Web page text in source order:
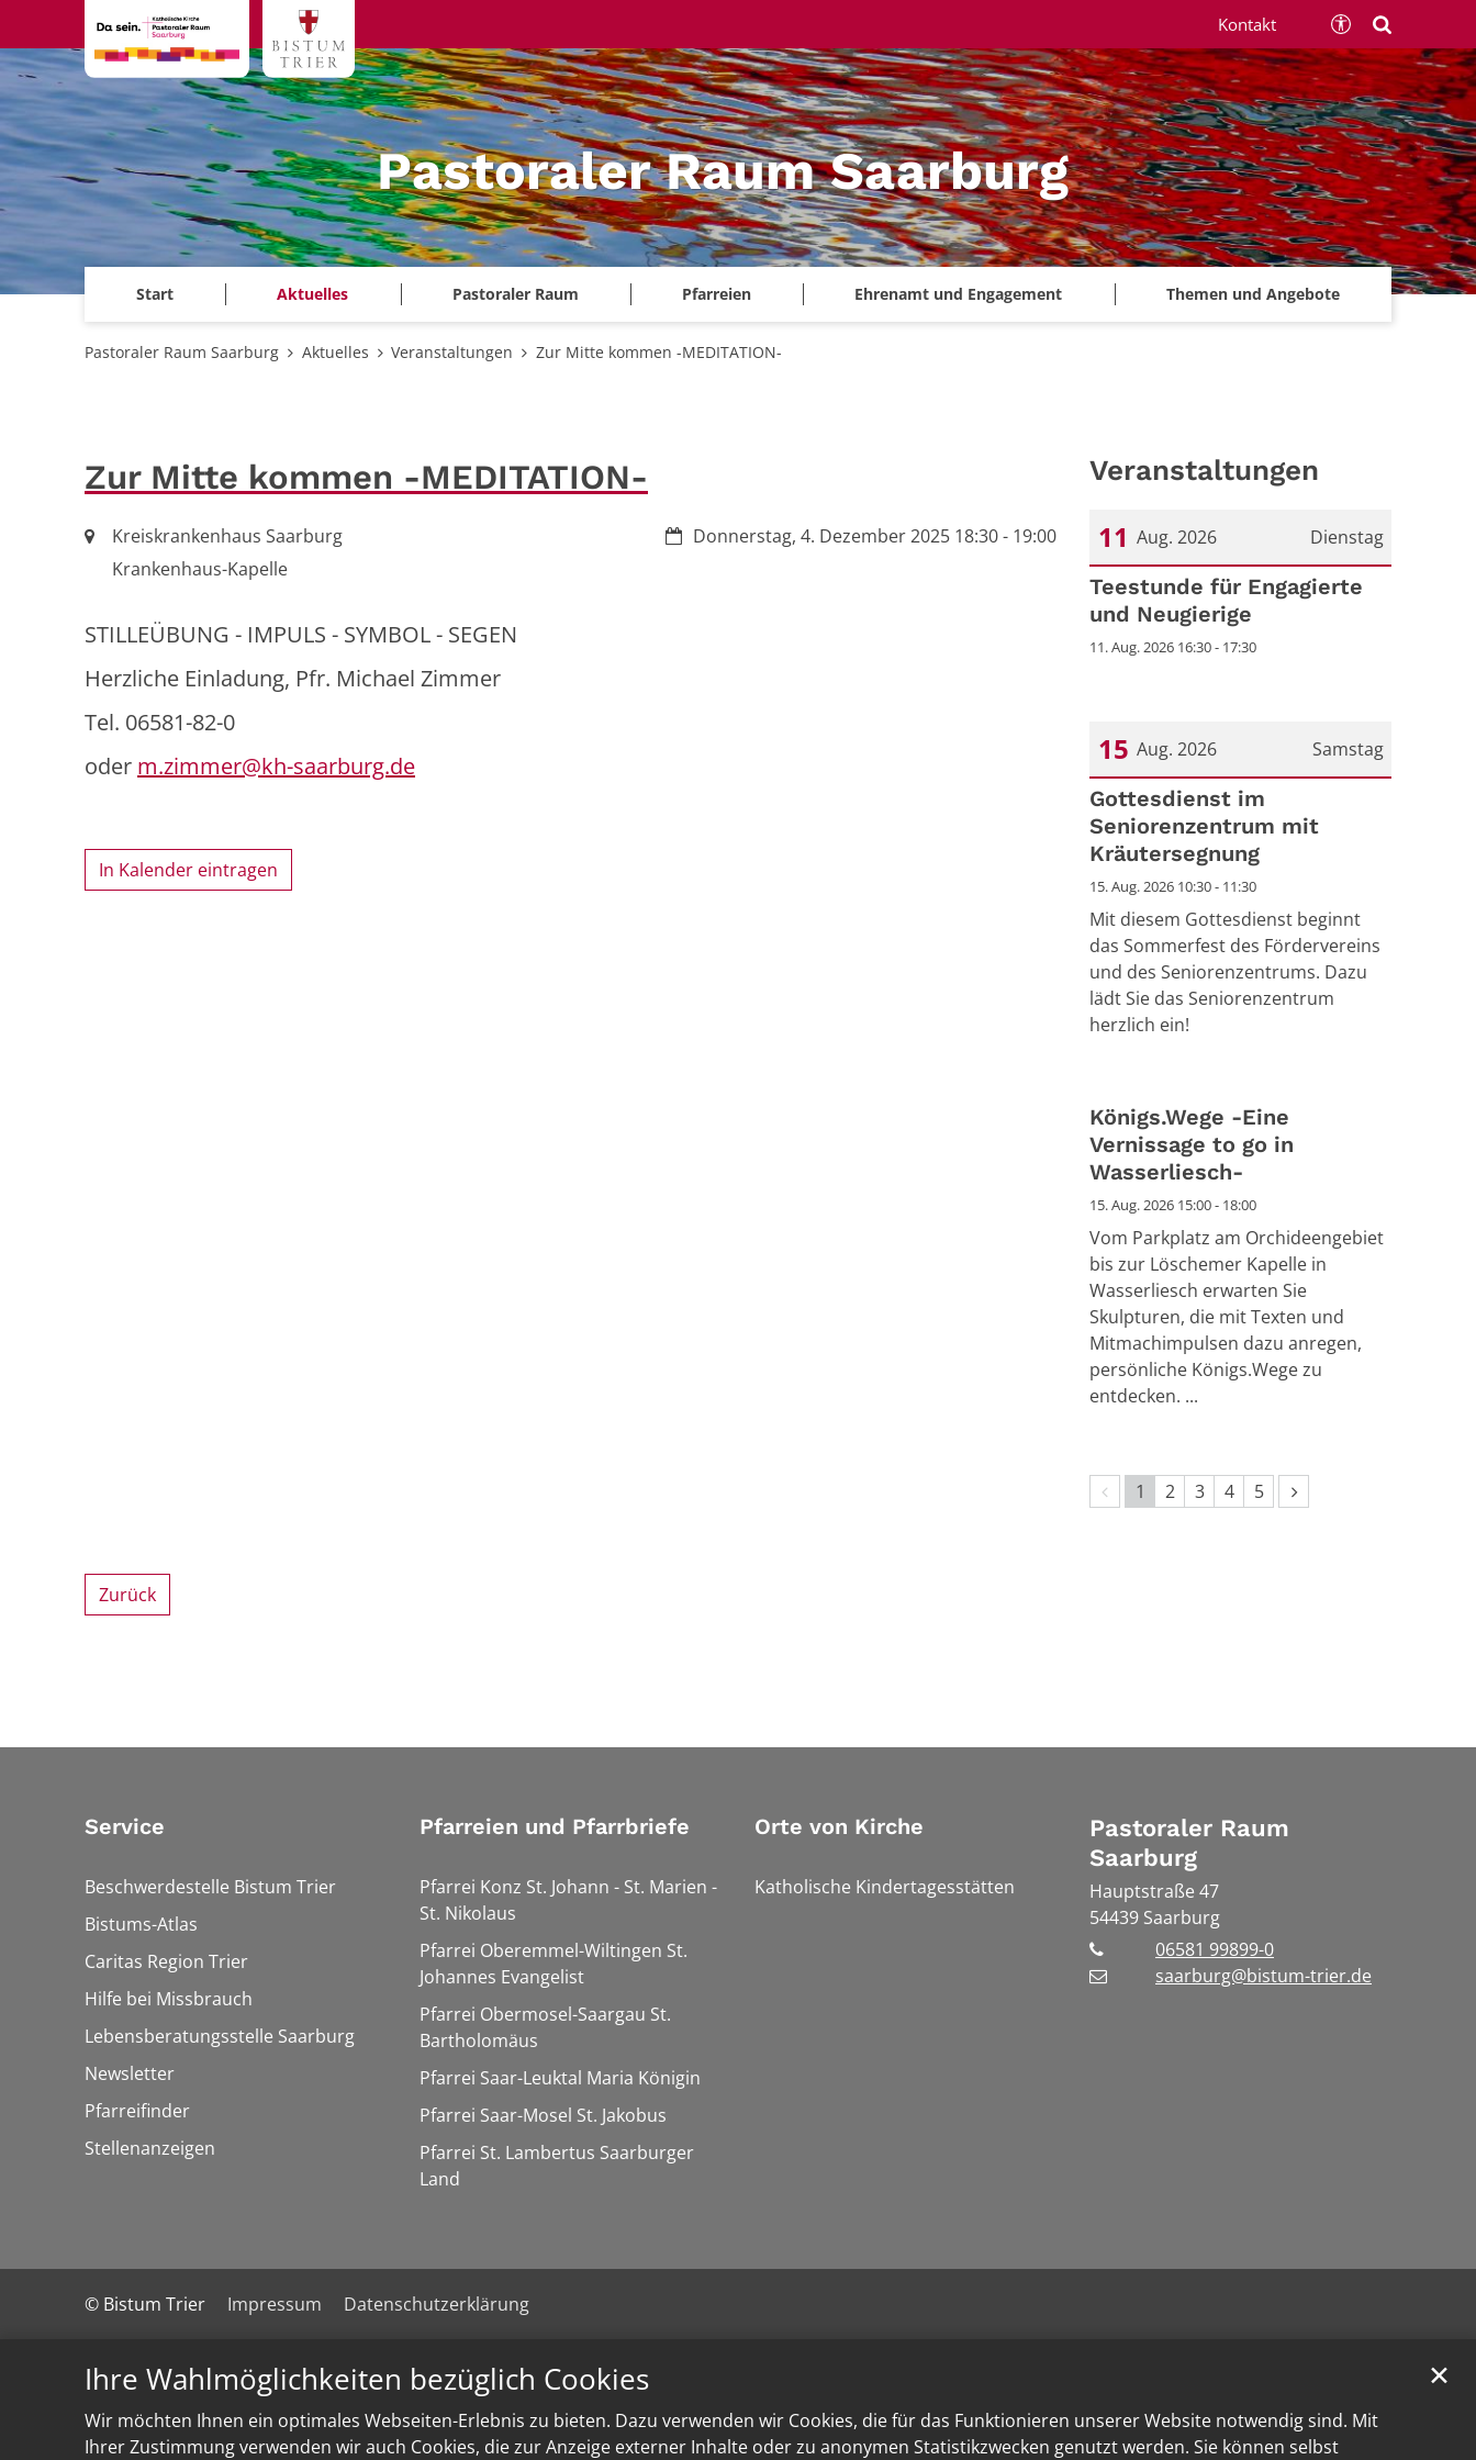
Ihre Wahlmöglichkeiten bezüglich Cookies
Wir möchten Ihnen ein optimales Webseiten-Erlebnis zu bieten. Dazu verwenden wir Cookies, die für das Funktionieren unserer Website notwendig sind. Mit
Ihrer Zustimmung verwenden wir auch Cookies, die zur Anzeige externer Inhalte oder zu anonymen Statistikzwecken genutzt werden. Sie können selbst
✕
Zum Inhalt springen
Pastoraler Raum Saarburg
Start Aktuelles Pastoraler Raum Pfarreien Ehrenamt und Engagement Themen und Angebote
Kontakt
Pastoraler Raum Saarburg Aktuelles Veranstaltungen Zur Mitte kommen -MEDITATION-
Zur Mitte kommen -MEDITATION-
Datum:Donnerstag, 4. Dezember 2025 18:30 - 19:00
Ort:Kreiskrankenhaus Saarburg
Krankenhaus-Kapelle
STILLEÜBUNG - IMPULS - SYMBOL - SEGEN
Herzliche Einladung, Pfr. Michael Zimmer
Tel. 06581-82-0
oder m.zimmer@kh-saarburg.de
In Kalender eintragen
Veranstaltungen
Dienstag
11 Aug. 2026
Datum: 11. August 2026
Teestunde für Engagierte
und Neugierige
11. Aug. 2026 16:30 - 17:30
Samstag
15 Aug. 2026
Datum: 15. August 2026
Gottesdienst im
Seniorenzentrum mit
Kräutersegnung
15. Aug. 2026 10:30 - 11:30
Mit diesem Gottesdienst beginnt
das Sommerfest des Fördervereins
und des Seniorenzentrums. Dazu
lädt Sie das Seniorenzentrum
herzlich ein!
Königs.Wege -Eine
Vernissage to go in
Wasserliesch-
15. Aug. 2026 15:00 - 18:00
Vom Parkplatz am Orchideengebiet
bis zur Löschemer Kapelle in
Wasserliesch erwarten Sie
Skulpturen, die mit Texten und
Mitmachimpulsen dazu anregen,
persönliche Königs.Wege zu
entdecken. ...
Vorherige Seite
1 2 3 4 5 Nächste Seite
Zurück
Service
Beschwerdestelle Bistum Trier
Bistums-Atlas
Caritas Region Trier
Hilfe bei Missbrauch
Lebensberatungsstelle Saarburg
Newsletter
Pfarreifinder
Stellenanzeigen
Pfarreien und Pfarrbriefe
Pfarrei Konz St. Johann - St. Marien -
St. Nikolaus
Pfarrei Oberemmel-Wiltingen St.
Johannes Evangelist
Pfarrei Obermosel-Saargau St.
Bartholomäus
Pfarrei Saar-Leuktal Maria Königin
Pfarrei Saar-Mosel St. Jakobus
Pfarrei St. Lambertus Saarburger
Land
Orte von Kirche
Katholische Kindertagesstätten
Pastoraler Raum
Saarburg
Hauptstraße 47
54439 Saarburg
06581 99899-0
saarburg@bistum-trier.de
© Bistum Trier Impressum Datenschutzerklärung